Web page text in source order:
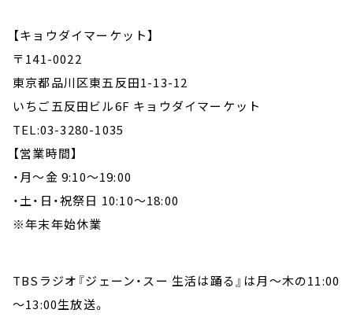
【キョウダイマーケット】
〒141-0022
東京都品川区東五反田1-13-12
いちご五反田ビル6F キョウダイマーケット
TEL:03-3280-1035
【営業時間】
・月～金 9:10～19:00
・土・日・祝祭日 10:10～18:00
※年末年始休業
TBSラジオ『ジェーン・スー 生活は踊る』は月～木の11:00
～13:00生放送。